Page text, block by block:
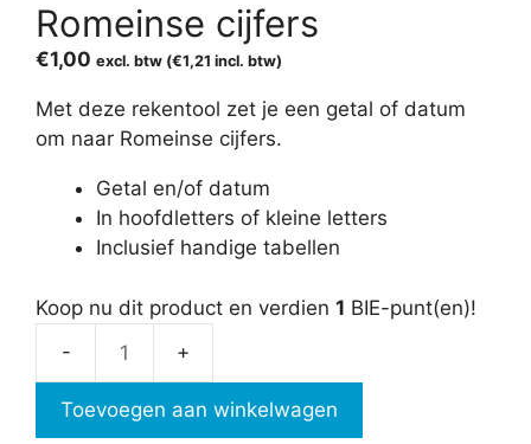
Romeinse cijfers
€1,00 excl. btw (€1,21 incl. btw)
Met deze rekentool zet je een getal of datum
om naar Romeinse cijfers.
Getal en/of datum
In hoofdletters of kleine letters
Inclusief handige tabellen
Koop nu dit product en verdien 1 BIE-punt(en)!
aantal
Toevoegen aan winkelwagen